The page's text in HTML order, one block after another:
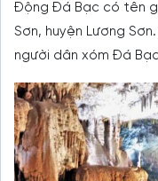
Động Đá Bạc có tên
Sơn, huyện Lương
người dân xóm Đá